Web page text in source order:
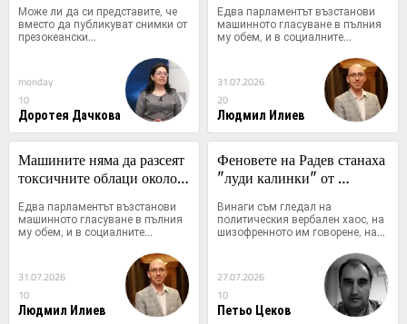
Може ли да си представите, че
вместо да публикуват снимки от
презокеански...
monday
10
Доротея Дачкова
Едва парламентът възстанови
машинното гласуване в пълния
му обем, и в социалните...
31.07.2026
20
Людмил Илиев
Машините няма да разсеят
токсичните облаци около
Едва парламентът възстанови
машинното гласуване в пълния
му обем, и в социалните...
31.07.2026
10
Людмил Илиев
Феновете на Радев станаха
"луди калинки" от
Винаги съм гледал на
политическия вербален хаос, на
шизофренното им говорене, на...
27.07.2026
10
Петьо Цеков